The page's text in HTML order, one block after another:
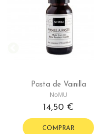
Pasta de Vainilla
NoMU
14,50 €
COMPRAR